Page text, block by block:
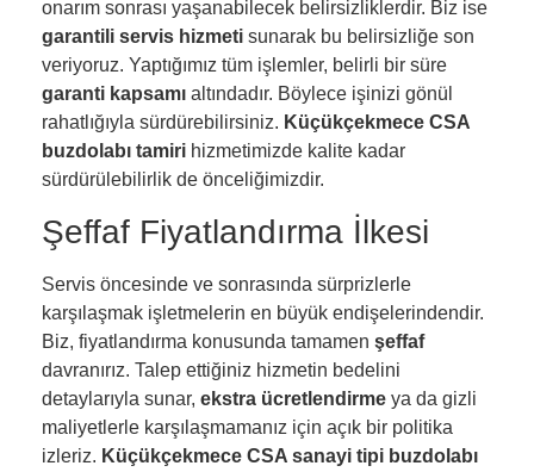
onarım sonrası yaşanabilecek belirsizliklerdir. Biz ise
garantili servis hizmeti sunarak bu belirsizliğe son
veriyoruz. Yaptığımız tüm işlemler, belirli bir süre
garanti kapsamı altındadır. Böylece işinizi gönül
rahatlığıyla sürdürebilirsiniz. Küçükçekmece CSA
buzdolabı tamiri hizmetimizde kalite kadar
sürdürülebilirlik de önceliğimizdir.
Şeffaf Fiyatlandırma İlkesi
Servis öncesinde ve sonrasında sürprizlerle
karşılaşmak işletmelerin en büyük endişelerindendir.
Biz, fiyatlandırma konusunda tamamen şeffaf
davranırız. Talep ettiğiniz hizmetin bedelini
detaylarıyla sunar, ekstra ücretlendirme ya da gizli
maliyetlerle karşılaşmamanız için açık bir politika
izleriz. Küçükçekmece CSA sanayi tipi buzdolabı